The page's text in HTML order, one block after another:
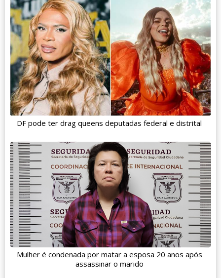
DF pode ter drag queens deputadas federal e distrital
Mulher é condenada por matar a esposa 20 anos após
assassinar o marido